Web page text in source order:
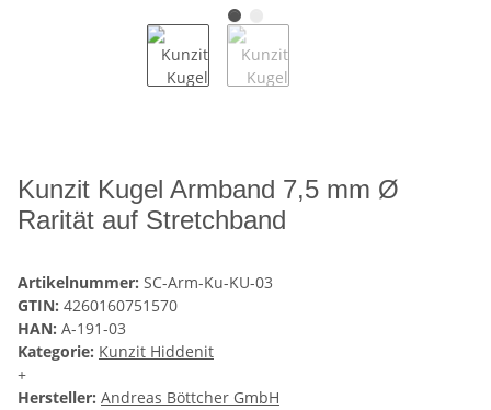
Kunzit Kugel Armband 7,5 mm Ø
Rarität auf Stretchband
Artikelnummer: SC-Arm-Ku-KU-03
GTIN: 4260160751570
HAN: A-191-03
Kategorie: Kunzit Hiddenit
+
Hersteller: Andreas Böttcher GmbH